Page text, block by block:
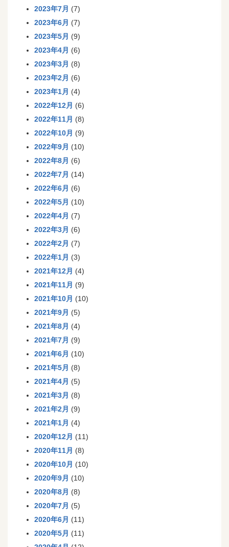
2023年7月 (7)
2023年6月 (7)
2023年5月 (9)
2023年4月 (6)
2023年3月 (8)
2023年2月 (6)
2023年1月 (4)
2022年12月 (6)
2022年11月 (8)
2022年10月 (9)
2022年9月 (10)
2022年8月 (6)
2022年7月 (14)
2022年6月 (6)
2022年5月 (10)
2022年4月 (7)
2022年3月 (6)
2022年2月 (7)
2022年1月 (3)
2021年12月 (4)
2021年11月 (9)
2021年10月 (10)
2021年9月 (5)
2021年8月 (4)
2021年7月 (9)
2021年6月 (10)
2021年5月 (8)
2021年4月 (5)
2021年3月 (8)
2021年2月 (9)
2021年1月 (4)
2020年12月 (11)
2020年11月 (8)
2020年10月 (10)
2020年9月 (10)
2020年8月 (8)
2020年7月 (5)
2020年6月 (11)
2020年5月 (11)